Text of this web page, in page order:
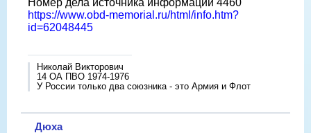
Номер дела источника информации 4460
https://www.obd-memorial.ru/html/info.htm?
id=62048445
Николай Викторович
14 ОА ПВО 1974-1976
У России только два союзника - это Армия и Флот
Дюха